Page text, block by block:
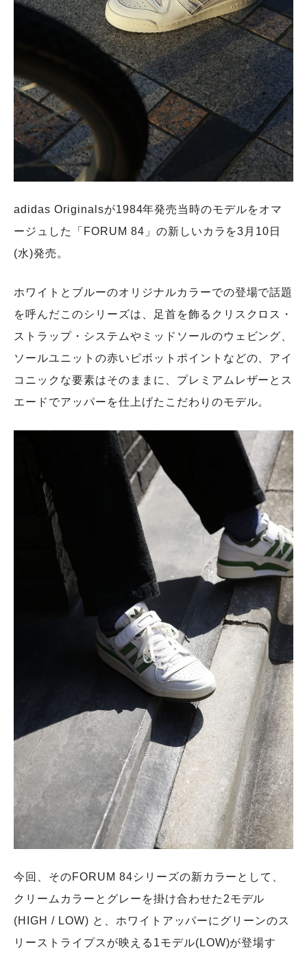
adidas Originalsが1984年発売当時のモデルをオマ
ージュした「FORUM 84」の新しいカラを3月10日
(水)発売。
ホワイトとブルーのオリジナルカラーでの登場で話題
を呼んだこのシリーズは、足首を飾るクリスクロス・
ストラップ・システムやミッドソールのウェビング、
ソールユニットの赤いピボットポイントなどの、アイ
コニックな要素はそのままに、プレミアムレザーとス
エードでアッパーを仕上げたこだわりのモデル。
今回、そのFORUM 84シリーズの新カラーとして、
クリームカラーとグレーを掛け合わせた2モデル
(HIGH / LOW) と、ホワイトアッパーにグリーンのス
リーストライプスが映える1モデル(LOW)が登場す